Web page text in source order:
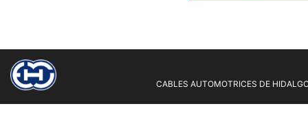
CABLES AUTOMOTRICES DE